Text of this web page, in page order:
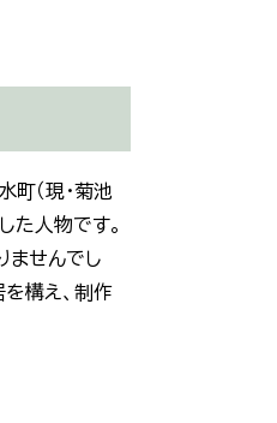
（現・菊池
た人物です。
ませんでし
構え、制作